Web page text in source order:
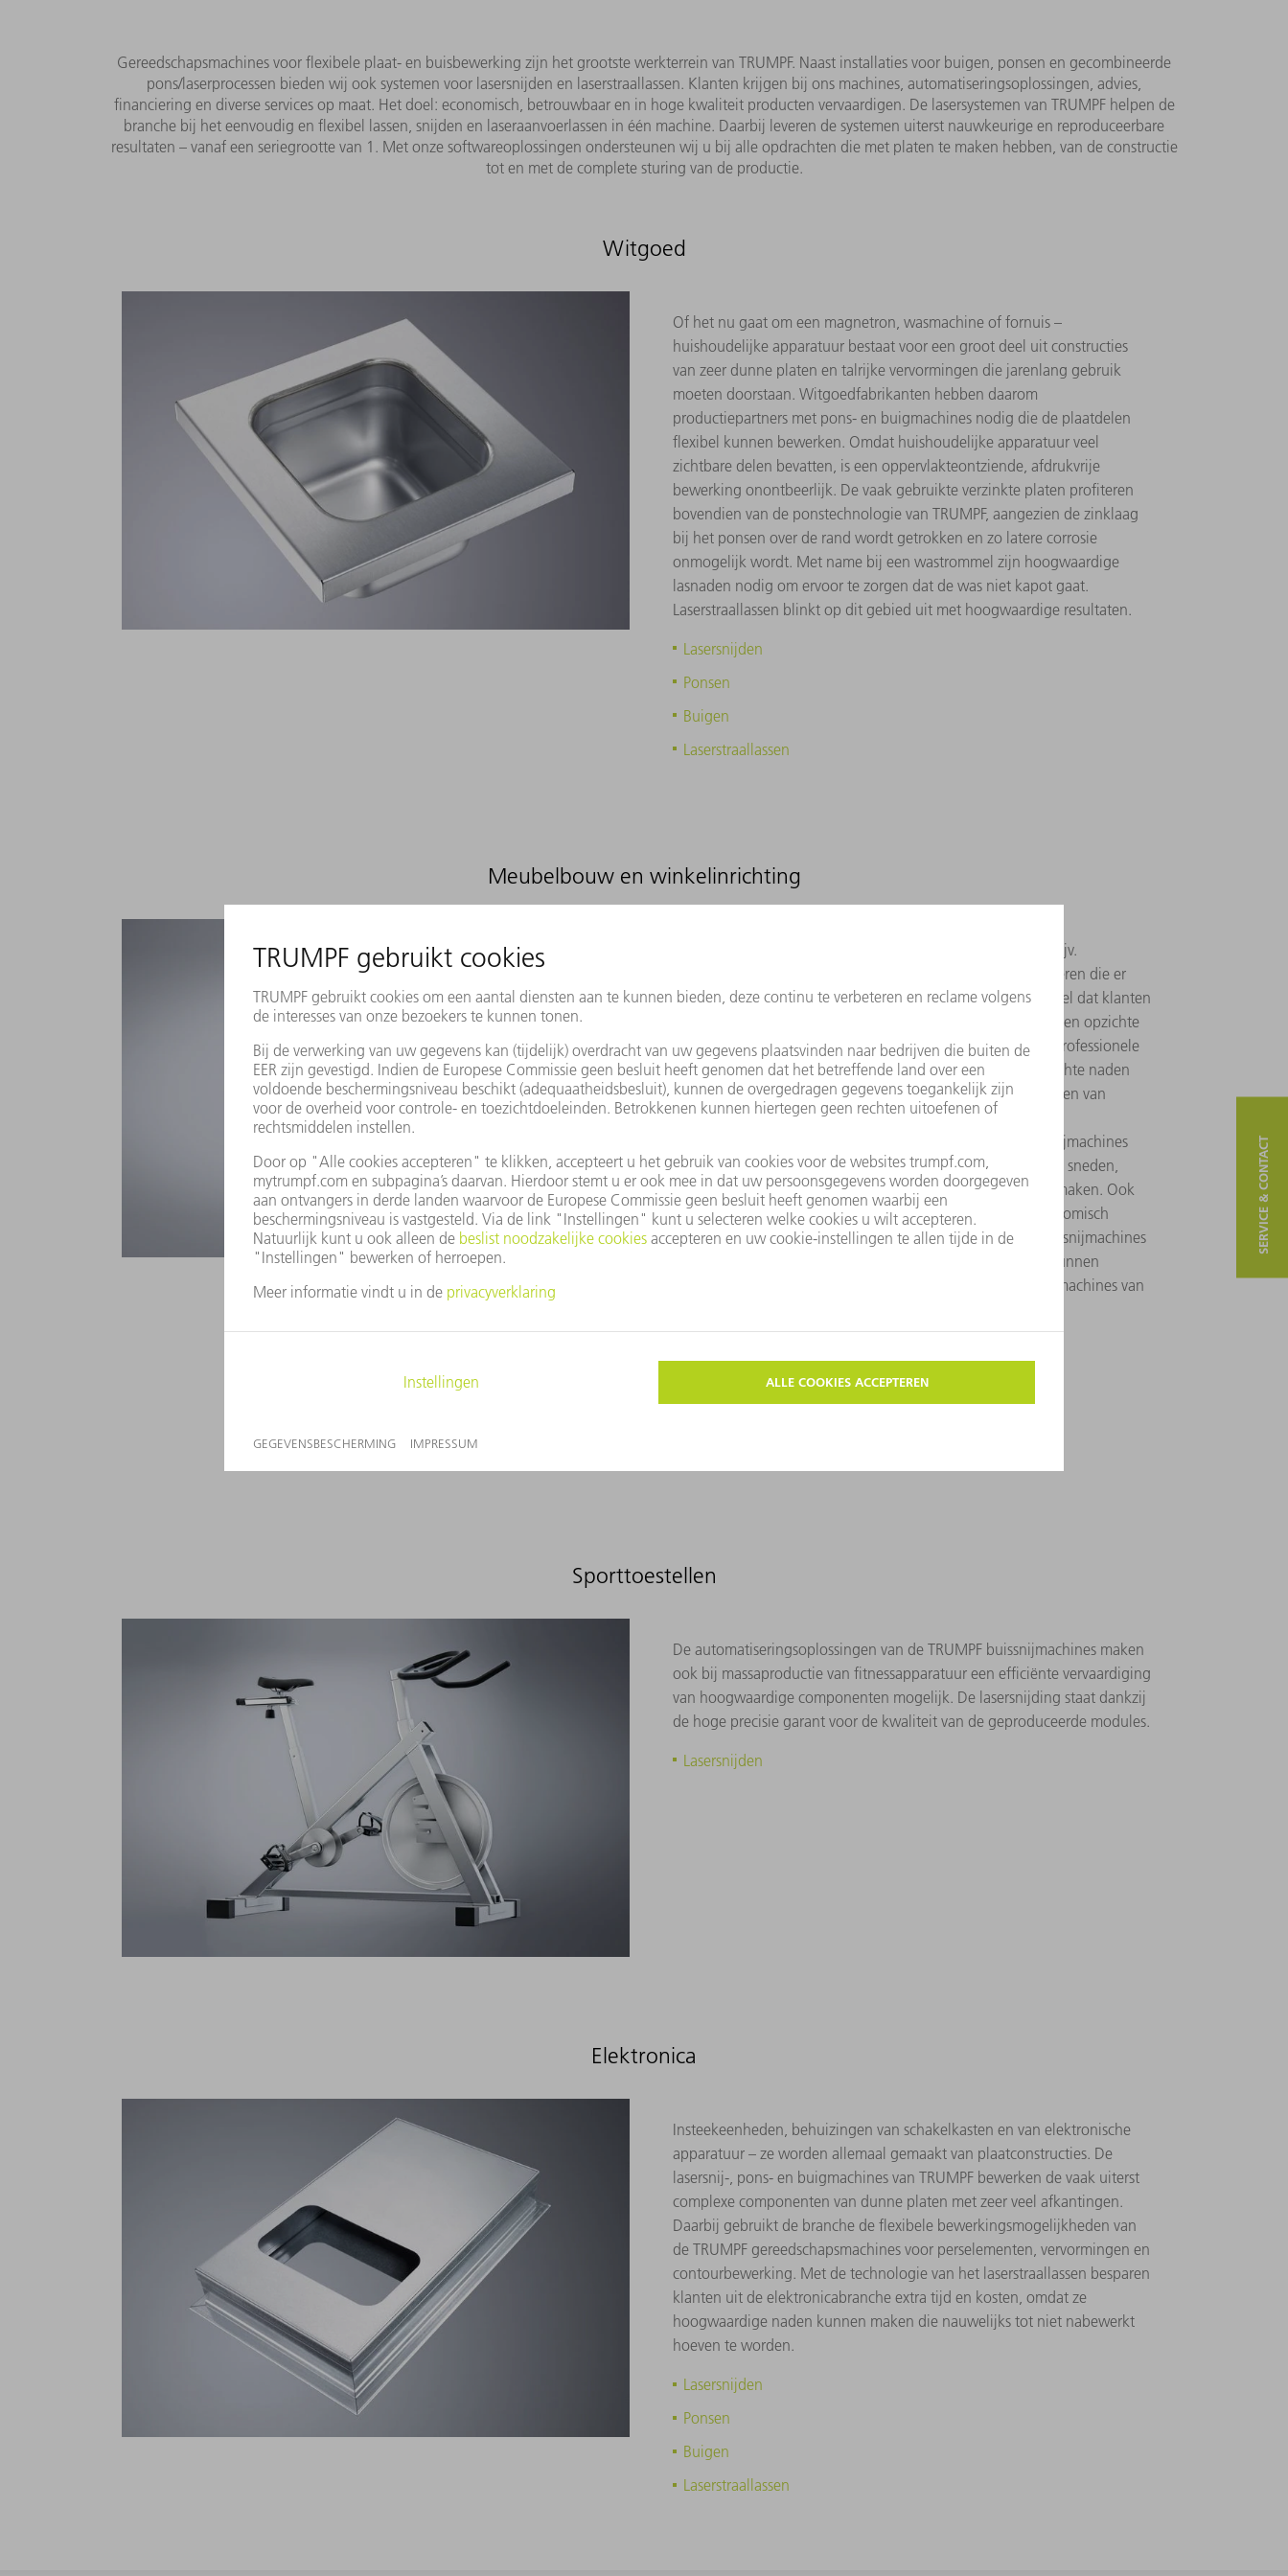
Gereedschapsmachines voor flexibele plaat- en buisbewerking zijn het grootste werkterrein van TRUMPF. Naast installaties voor buigen, ponsen en gecombineerde
pons/laserprocessen bieden wij ook systemen voor lasersnijden en laserstraallassen. Klanten krijgen bij ons machines, automatiseringsoplossingen, advies,
financiering en diverse services op maat. Het doel: economisch, betrouwbaar en in hoge kwaliteit producten vervaardigen. De lasersystemen van TRUMPF helpen de
branche bij het eenvoudig en flexibel lassen, snijden en laseraanvoerlassen in één machine. Daarbij leveren de systemen uiterst nauwkeurige en reproduceerbare
resultaten – vanaf een seriegrootte van 1. Met onze softwareoplossingen ondersteunen wij u bij alle opdrachten die met platen te maken hebben, van de constructie
tot en met de complete sturing van de productie.
Witgoed
Of het nu gaat om een magnetron, wasmachine of fornuis –
huishoudelijke apparatuur bestaat voor een groot deel uit constructies
van zeer dunne platen en talrijke vervormingen die jarenlang gebruik
moeten doorstaan. Witgoedfabrikanten hebben daarom
productiepartners met pons- en buigmachines nodig die de plaatdelen
flexibel kunnen bewerken. Omdat huishoudelijke apparatuur veel
zichtbare delen bevatten, is een oppervlakteontziende, afdrukvrije
bewerking onontbeerlijk. De vaak gebruikte verzinkte platen profiteren
bovendien van de ponstechnologie van TRUMPF, aangezien de zinklaag
bij het ponsen over de rand wordt getrokken en zo latere corrosie
onmogelijk wordt. Met name bij een wastrommel zijn hoogwaardige
lasnaden nodig om ervoor te zorgen dat de was niet kapot gaat.
Laserstraallassen blinkt op dit gebied uit met hoogwaardige resultaten.
Lasersnijden
Ponsen
Buigen
Laserstraallassen
Meubelbouw en winkelinrichting
Fabrikanten van meubels en meubelframes van staalplaat, bijv.
kastsystemen of tafels, moeten in hoog tempo lasnaden creëren die er
hoogwaardig uitzien. Laserstraallassen heeft hier het voordeel dat klanten
zichzelf ook bij zichtnaden veel nabewerkingstijd besparen ten opzichte
van conventioneel vlambooglassen. Ook producenten van professionele
keukens profiteren van laserlasinstallaties, omdat de zeer dichte naden
latere kiemvorming tegengaan. Het uiterst nauwkeurig snijden van
willekeurige contouren in platen, buizen en profielen geeft
meubelbouwers meer creatieve vrijheid. Met de laser-buissnijmachines
van TRUMPF bereiken klanten bijvoorbeeld precieze schuine sneden,
waarmee ze hoogwaardige, efficiënte constructies kunnen maken. Ook
bij de winkelinrichting kan ieder project individueel en economisch
worden gerealiseerd, omdat componenten met de laser-buissnijmachines
flexibel als afzonderlijke stukken of in serie geproduceerd kunnen
worden. In de meubelbouw en winkelinrichting buigen de machines van
Laserstraallassen
Sporttoestellen
De automatiseringsoplossingen van de TRUMPF buissnijmachines maken
ook bij massaproductie van fitnessapparatuur een efficiënte vervaardiging
van hoogwaardige componenten mogelijk. De lasersnijding staat dankzij
de hoge precisie garant voor de kwaliteit van de geproduceerde modules.
Lasersnijden
Elektronica
Insteekeenheden, behuizingen van schakelkasten en van elektronische
apparatuur – ze worden allemaal gemaakt van plaatconstructies. De
lasersnij-, pons- en buigmachines van TRUMPF bewerken de vaak uiterst
complexe componenten van dunne platen met zeer veel afkantingen.
Daarbij gebruikt de branche de flexibele bewerkingsmogelijkheden van
de TRUMPF gereedschapsmachines voor perselementen, vervormingen en
contourbewerking. Met de technologie van het laserstraallassen besparen
klanten uit de elektronicabranche extra tijd en kosten, omdat ze
hoogwaardige naden kunnen maken die nauwelijks tot niet nabewerkt
hoeven te worden.
Lasersnijden
Ponsen
Buigen
Laserstraallassen
SERVICE & CONTACT